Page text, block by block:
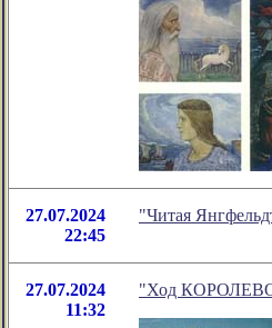
27.07.2024
22:45
"Читая
27.07.2024
11:32
"Ход